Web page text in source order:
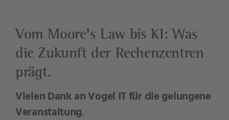
Vom Moore’s Law bis KI: Was
die Zukunft der Rechenzentren
prägt.
Vielen Dank an Vogel IT für die gelungene
Veranstaltung.